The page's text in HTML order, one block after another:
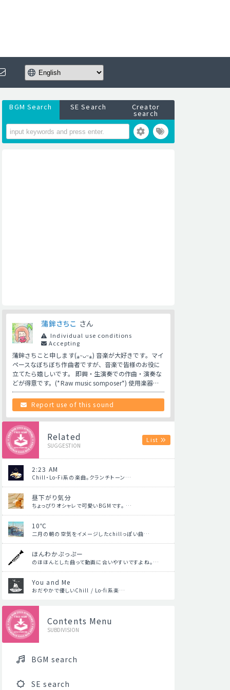
BGM Search SE Search Creator
search
蒲鉾さちこ さん
Individual use conditions
Accepting
蒲鉾さちこと申します(⁎ᵕᴗᵕ⁎) 音楽が大好きです。マイ
ペースなぼちぼち作曲者ですが、音楽で皆様のお役に
立てたら嬉しいです。 即興・生演奏での作曲・演奏な
どが得意です。(*Raw music somposer*) 使用楽器…
Report use of this sound
Related
SUGGESTION
List
2:23 AM
Chill・Lo-Fi系の楽曲。クランチトーン…
昼下がり気分
ちょっぴりオシャレで可愛いBGMです。 …
10℃
二月の朝の空気をイメージしたchillっぽい曲…
ほんわかぷっぷー
のほほんとした曲って動画に合いやすいですよね。…
You and Me
おだやかで優しいChill / Lo-fi系楽…
Contents Menu
SUBDIVISION
BGM search
SE search